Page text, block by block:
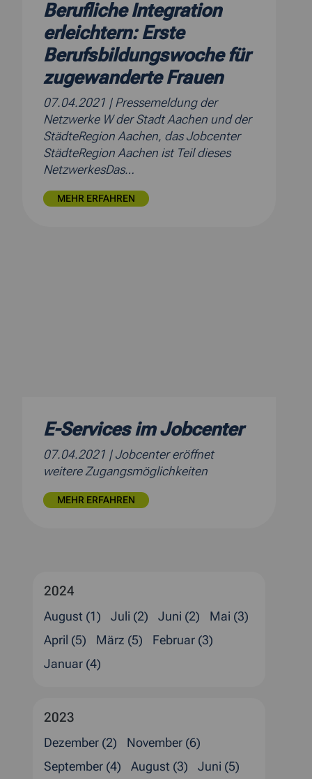
Berufliche Integration
erleichtern: Erste
Berufsbildungswoche für
zugewanderte Frauen
07.04.2021 | Pressemeldung der
Netzwerke W der Stadt Aachen und der
StädteRegion Aachen, das Jobcenter
StädteRegion Aachen ist Teil dieses
NetzwerkesDas…
MEHR ERFAHREN
E-Services im Jobcenter
07.04.2021 | Jobcenter eröffnet
weitere Zugangsmöglichkeiten
MEHR ERFAHREN
2024
August (1) Juli (2) Juni (2)
Mai (3)
April (5)
März (5)
Februar (3)
Januar (4)
2023
Dezember (2)
November (6)
September (4)
August (3)
Juni (5)